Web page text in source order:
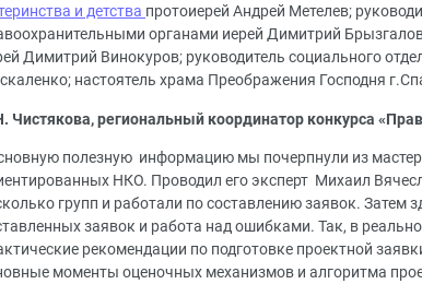
и детства протоиерей Андрей Метелев;
органами иерей Димитрий
Димитрий Винокуров; руководитель социального
настоятель храма Преображения Господня
Чистякова, региональный координатор конкурса
полезную информацию мы почерпнули из
НКО. Проводил его эксперт Михаил
групп и работали по составлению заявок. Затем
заявок и работа над ошибками. Так, в
рекомендации по подготовке проектной
моменты оценочных механизмов и алгоритма